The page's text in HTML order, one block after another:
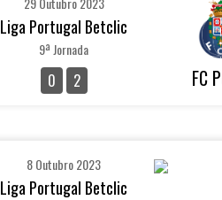
Liga Portugal Betclic
9ª Jornada
0 2 FC
8 Outubro 2023
Liga Portugal Betclic